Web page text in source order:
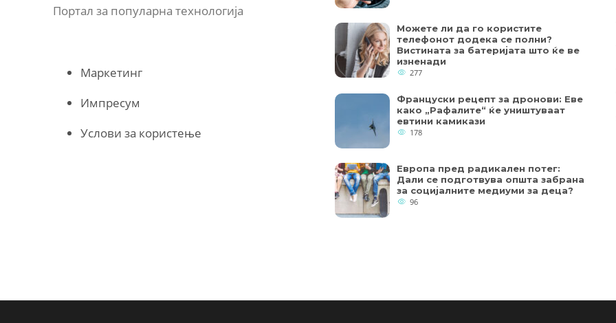
Портал за популарна технологија
Маркетинг
Импресум
Услови за користење
Можете ли да го користите
телефонот додека се полни?
Вистината за батеријата што ќе ве
изненади
277
Француски рецепт за дронови: Еве
како „Рафалите“ ќе уништуваат
евтини камикази
178
Европа пред радикален потег:
Дали се подготвува општа забрана
за социјалните медиуми за деца?
96